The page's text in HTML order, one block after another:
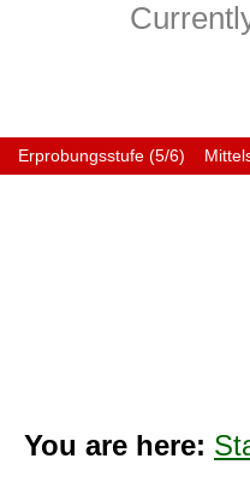
Erprobungsstufe (5/6)
You are here: